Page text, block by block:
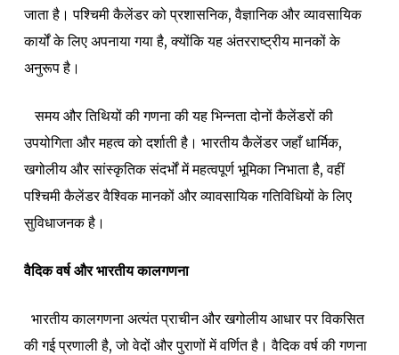
जाता है। पश्चिमी कैलेंडर को प्रशासनिक, वैज्ञानिक और व्यावसायिक
कार्यों के लिए अपनाया गया है, क्योंकि यह अंतरराष्ट्रीय मानकों के
अनुरूप है।
समय और तिथियों की गणना की यह भिन्नता दोनों कैलेंडरों की
उपयोगिता और महत्व को दर्शाती है। भारतीय कैलेंडर जहाँ धार्मिक,
खगोलीय और सांस्कृतिक संदर्भों में महत्वपूर्ण भूमिका निभाता है, वहीं
पश्चिमी कैलेंडर वैश्विक मानकों और व्यावसायिक गतिविधियों के लिए
सुविधाजनक है।
वैदिक वर्ष और भारतीय कालगणना
भारतीय कालगणना अत्यंत प्राचीन और खगोलीय आधार पर विकसित
की गई प्रणाली है, जो वेदों और पुराणों में वर्णित है। वैदिक वर्ष की गणना